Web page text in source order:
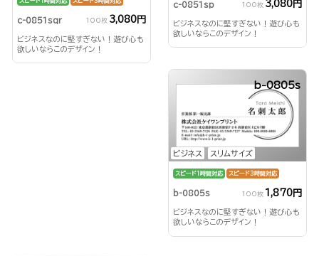
c-0851sqr 100枚 3,080円
ビジネスなのに堅すぎない！遊び心も
欲しいならこのデザイン！
c-0851sp 100枚 3,080円
ビジネスなのに堅すぎない！遊び心も
欲しいならこのデザイン！
ビジネス スリムサイズ
b-0805s
スピード1時間対応 スピード3時間対応
b-0805s 100枚 1,870円
ビジネスなのに堅すぎない！遊び心も
欲しいならこのデザイン！